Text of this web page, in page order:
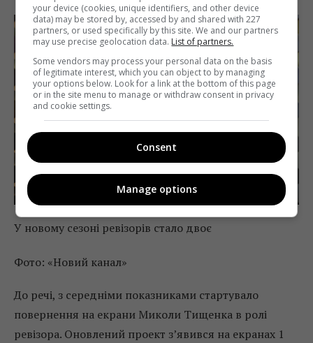
У новому сезоні ревізорів стало двоє
Фото: «Новий канал»
До речі, з середніми показниками стартувало
повернення на екрани Миколи Тищенка в ролі
ревізора. Оновлений проект з’явився на екранах 1
your device (cookies, unique identifiers, and other device
data) may be stored by, accessed by and shared with 227
partners, or used specifically by this site. We and our partners
may use precise geolocation data. List of partners.
Some vendors may process your personal data on the basis
of legitimate interest, which you can object to by managing
your options below. Look for a link at the bottom of this page
or in the site menu to manage or withdraw consent in privacy
and cookie settings.
Consent
Manage options